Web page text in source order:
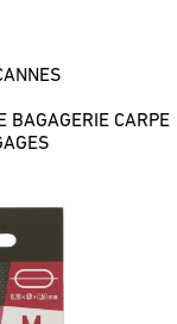
BAGAGERIE CARPE